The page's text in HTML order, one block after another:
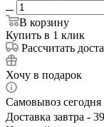
В корзину
Купить в 1 клик
Рассчитать
Хочу в подарок
Самовывоз сегодня
Доставка завтра -